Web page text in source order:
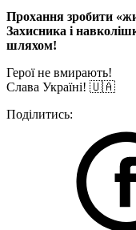
Прохання зробити
Захисника і
шляхом!
Герої не вмирають!
Слава Україні! 🇺🇦
Поділитись: